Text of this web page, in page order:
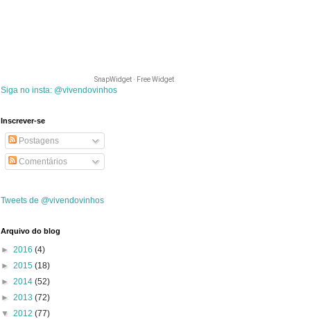
SnapWidget · Free Widget
Siga no insta: @vivendovinhos
Inscrever-se
Postagens
Comentários
Tweets de @vivendovinhos
Arquivo do blog
► 2016 (4)
► 2015 (18)
► 2014 (52)
► 2013 (72)
▼ 2012 (77)